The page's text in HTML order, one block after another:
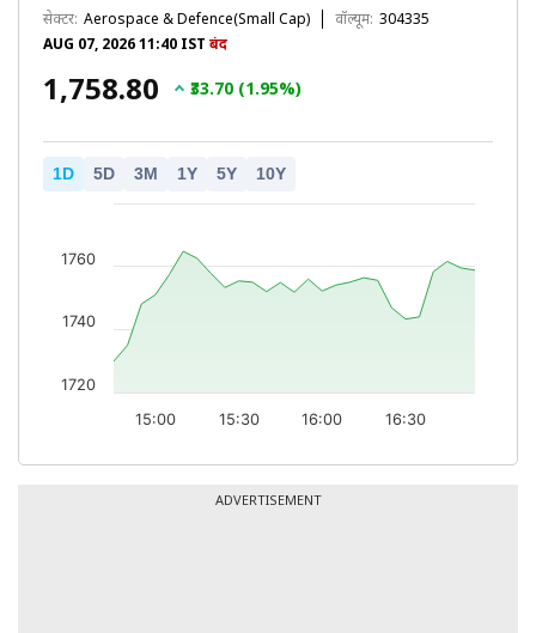
सेक्टर: Aerospace & Defence(Small Cap) वॉल्यूम: 304335
AUG 07, 2026 11:40 IST बंद
₹1,758.80 ₹33.70 (1.95%)
1D 5D 3M 1Y 5Y 10Y
15:00 15:30 16:00 16:30
1720
1740
1760
ADVERTISEMENT